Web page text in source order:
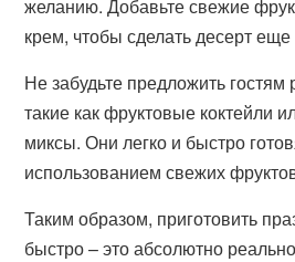
желанию. Добавьте свежие
крем, чтобы сделать десерт еще
Не забудьте предложить гостям
такие как фруктовые коктейли
миксы. Они легко и быстро
использованием свежих
Таким образом, приготовить
быстро – это абсолютно